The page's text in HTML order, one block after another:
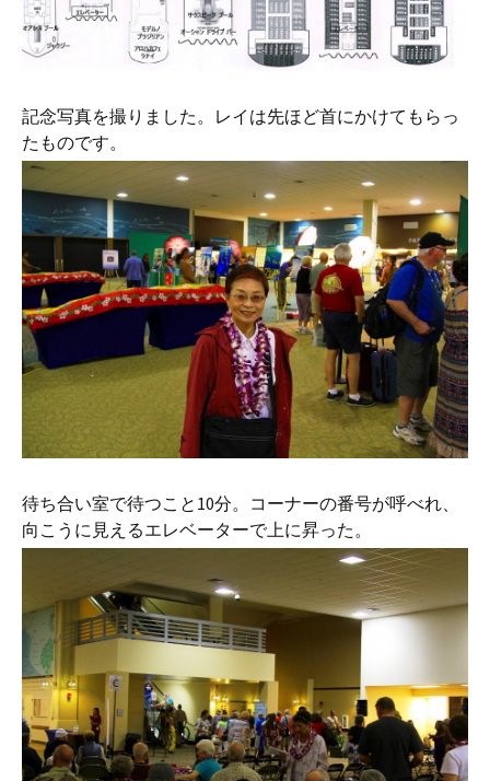
記念写真を撮りました。レイは先ほど首にかけてもらっ
たものです。
待ち合い室で待つこと10分。コーナーの番号が呼べれ、
向こうに見えるエレベーターで上に昇った。